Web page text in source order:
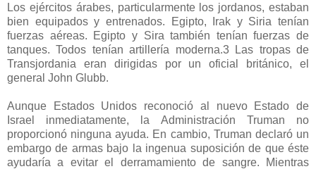
Los ejércitos árabes, particularmente los jordanos, estaban
bien equipados y entrenados. Egipto, Irak y Siria tenían
fuerzas aéreas. Egipto y Sira también tenían fuerzas de
tanques. Todos tenían artillería moderna.3 Las tropas de
Transjordania eran dirigidas por un oficial británico, el
general John Glubb.
Aunque Estados Unidos reconoció al nuevo Estado de
Israel inmediatamente, la Administración Truman no
proporcionó ninguna ayuda. En cambio, Truman declaró un
embargo de armas bajo la ingenua suposición de que éste
ayudaría a evitar el derramamiento de sangre. Mientras